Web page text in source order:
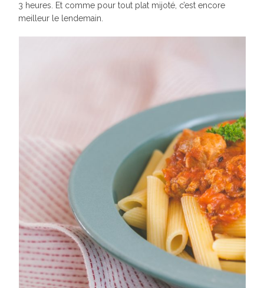
3 heures. Et comme pour tout plat mijoté, c’est encore
meilleur le lendemain.